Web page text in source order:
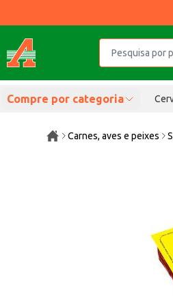
Compre por categoria
Carnes, aves e peixes